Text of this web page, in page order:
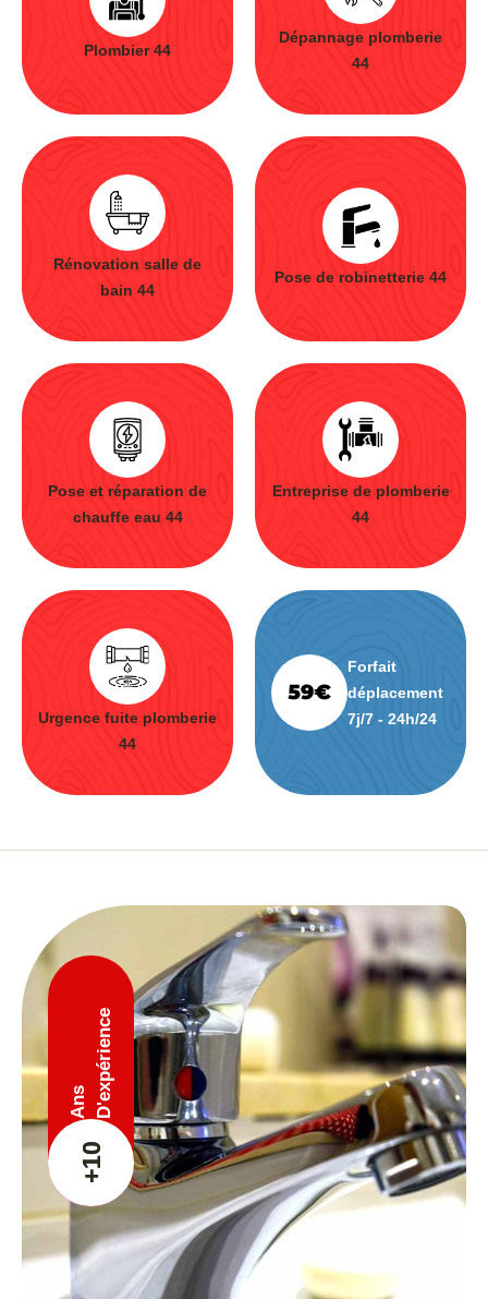
Plombier 44
Dépannage plomberie
44
Rénovation salle de
bain 44
Pose de robinetterie 44
Pose et réparation de
chauffe eau 44
Entreprise de plomberie
44
Urgence fuite plomberie
44
Forfait
déplacement
7j/7 - 24h/24
+10
Ans D'expérience